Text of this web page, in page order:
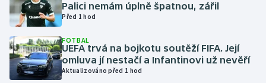
Golf
Házená
Palici nemám úplně špatnou, zářil
Před 1 hod
FOTBAL
UEFA trvá na bojkotu soutěží FIFA. Její
omluva jí nestačí a Infantinovi už nevěří
Aktualizováno před 1 hod